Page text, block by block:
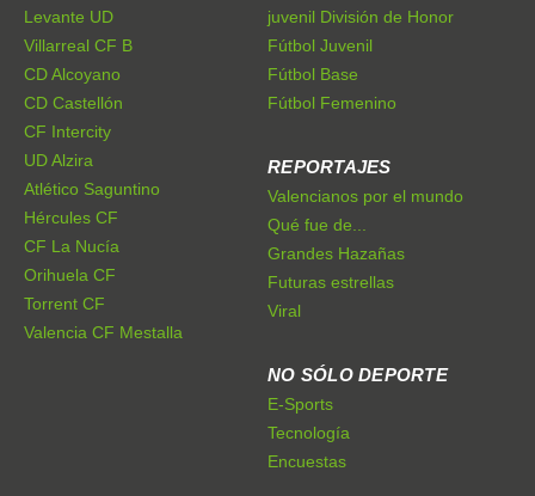
Levante UD
Villarreal CF B
CD Alcoyano
CD Castellón
CF Intercity
UD Alzira
Atlético Saguntino
Hércules CF
CF La Nucía
Orihuela CF
Torrent CF
Valencia CF Mestalla
juvenil División de Honor
Fútbol Juvenil
Fútbol Base
Fútbol Femenino
REPORTAJES
Valencianos por el mundo
Qué fue de...
Grandes Hazañas
Futuras estrellas
Viral
NO SÓLO DEPORTE
E-Sports
Tecnología
Encuestas